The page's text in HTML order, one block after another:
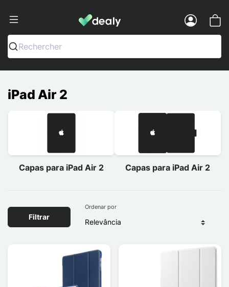
Dealy - Capas e acessórios para
Rechercher
iPad Air 2
Capas para iPad Air 2 Capas para iPad Air 2
Filtrar
Ordenar por